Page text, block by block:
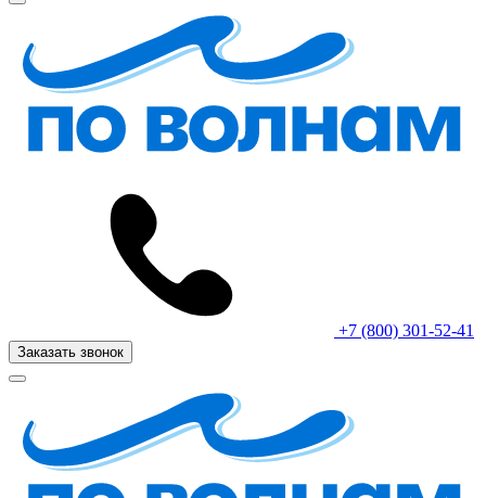
+7 (800) 301-52-41
Заказать звонок